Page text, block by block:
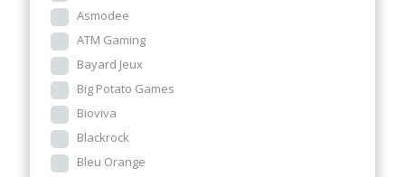
Asmodee
ATM Gaming
Bayard Jeux
Big Potato Games
Bioviva
Blackrock
Bleu Orange